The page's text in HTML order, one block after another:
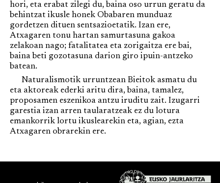
hori, eta erabat zilegi du, baina oso urrun geratu da
behintzat ikusle honek Obabaren munduaz
gordetzen dituen sentsazioetatik. Izan ere,
Atxagaren tonu hartan samurtasuna gakoa
zelakoan nago; fatalitatea eta zorigaitza ere bai,
baina beti gozotasuna darion giro ipuin-antzeko
batean.
Naturalismotik urruntzean Bieitok asmatu du
eta aktoreak ederki aritu dira, baina, tamalez,
proposamen eszenikoa antzu iruditu zait. Izugarri
garestia izan arren taularatzeak ez du lotura
emankorrik lortu ikuslearekin eta, agian, ezta
Atxagaren obrarekin ere.